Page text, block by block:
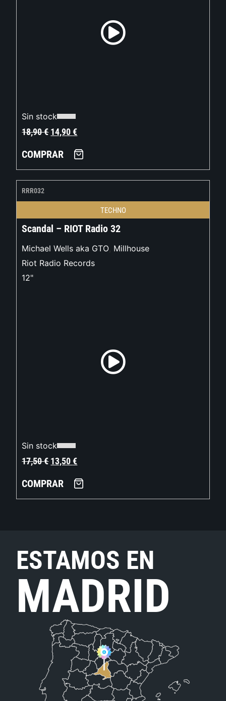
Sin stock
18,90€ 14,90€
COMPRAR
RRR032
TECHNO
Scandal – RIOT Radio 32
Michael Wells aka GTO, Millhouse
Riot Radio Records
12"
Sin stock
17,50€ 13,50€
COMPRAR
ESTAMOS EN
MADRID